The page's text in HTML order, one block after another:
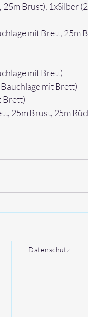
25m Brust), 1xSilber (
mit Brett, 25m
mit Brett)
mit Brett)
Brett)
25m Brust, 25m
Datenschutz